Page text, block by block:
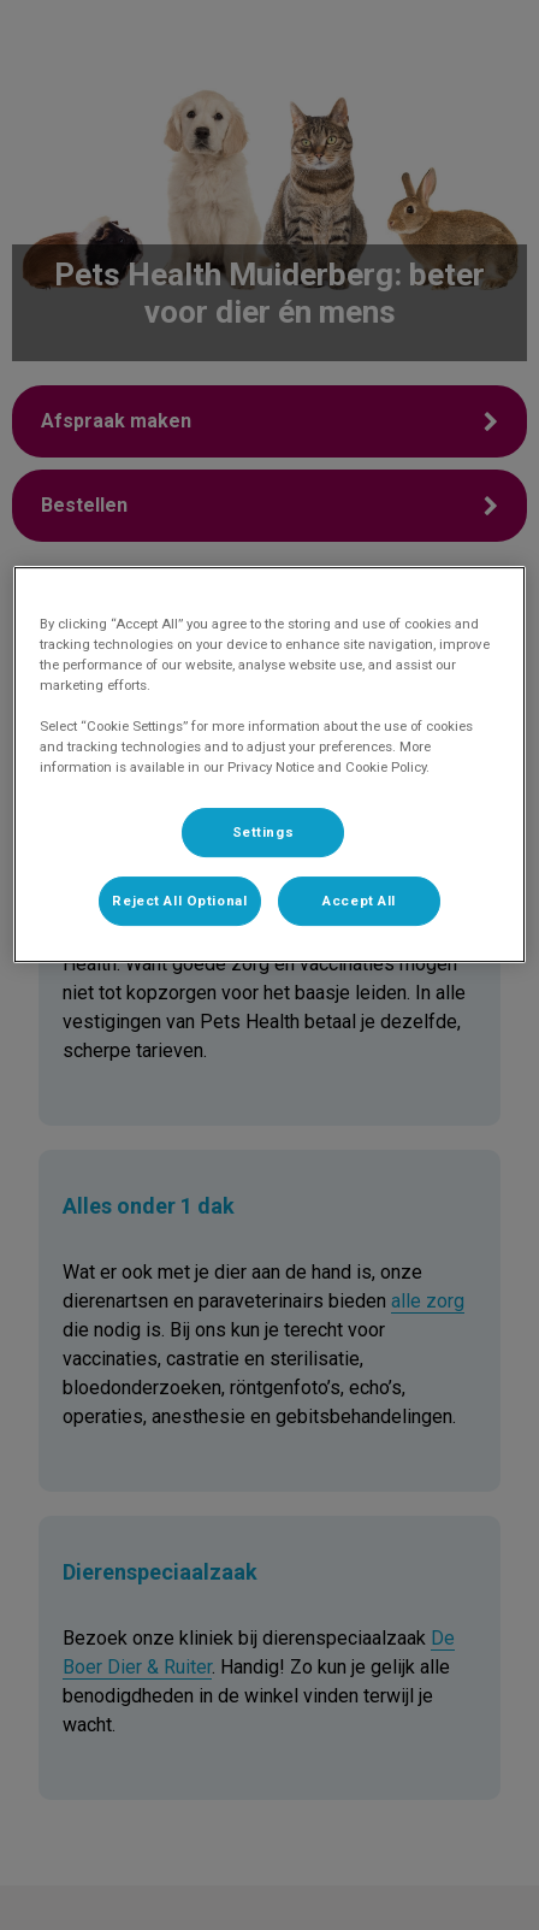
Pets Health Muiderberg: beter
voor dier én mens
Afspraak maken
Bestellen
PetsHealth
Daarom is Pets Health beter voor dier
én mens
Health. Want goede zorg en vaccinaties mogen
niet tot kopzorgen voor het baasje leiden. In alle
vestigingen van Pets Health betaal je dezelfde,
scherpe tarieven.
Alles onder 1 dak
Wat er ook met je dier aan de hand is, onze
dierenartsen en paraveterinairs biedenalle zorg
die nodig is. Bij ons kun je terecht voor
vaccinaties, castratie en sterilisatie,
bloedonderzoeken, röntgenfoto’s, echo’s,
operaties, anesthesie en gebitsbehandelingen.
Dierenspeciaalzaak
Bezoek onze kliniek bij dierenspeciaalzaak De
Boer Dier & Ruiter. Handig! Zo kun je gelijk alle
benodigdheden in de winkel vinden terwijl je
wacht.
By clicking “Accept All” you agree to the storing and use of cookies and
tracking technologies on your device to enhance site navigation, improve
the performance of our website, analyse website use, and assist our
marketing efforts.
Select “Cookie Settings” for more information about the use of cookies
and tracking technologies and to adjust your preferences. More
information is available in our Privacy Notice and Cookie Policy.
Settings
Reject All Optional Accept All